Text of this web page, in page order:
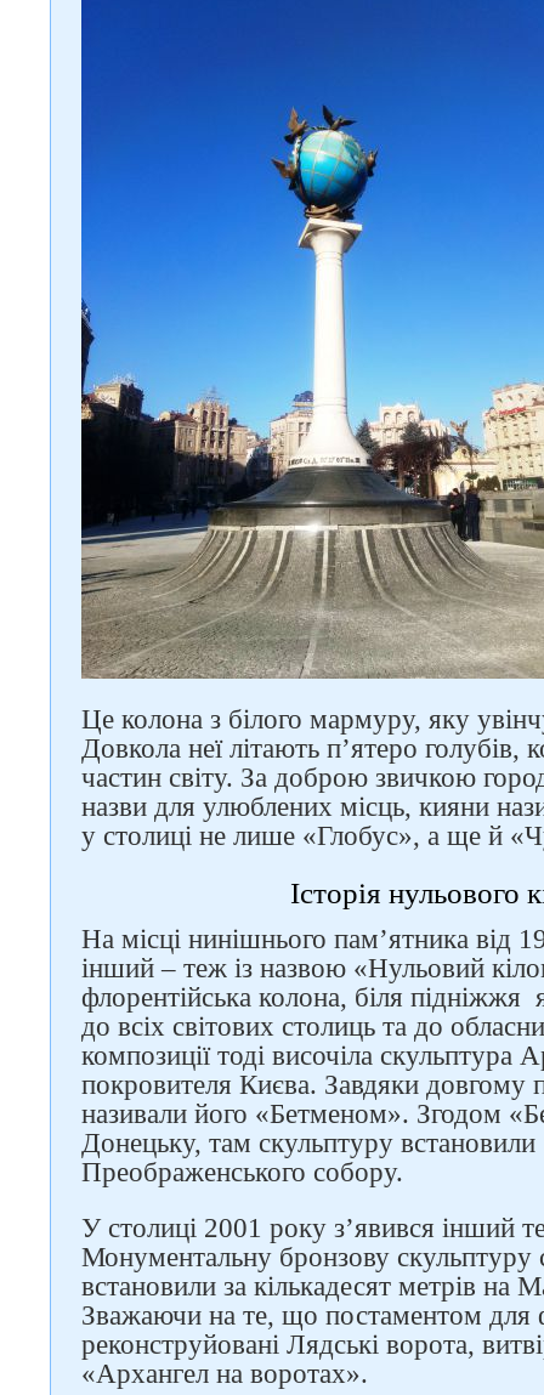
Це колона з білого мармуру, яку
Довкола неї літають п’ятеро голубів,
частин світу. За доброю звичкою
назви для улюблених місць, кияни
у столиці не лише «Глобус», а ще й
Історія нульового
На місці нинішнього пам’ятника від
інший – теж із назвою «Нульовий
флорентійська колона, біля підніжжя
до всіх світових столиць та до
композиції тоді височіла скульптура
покровителя Києва. Завдяки довгому
називали його «Бетменом». Згодом
Донецьку, там скульптуру встановили
Преображенського собору.
У столиці 2001 року з’явився інший
Монументальну бронзову скульптуру
встановили за кількадесят метрів на
Зважаючи на те, що постаментом для
реконструйовані Лядські ворота,
«Архангел на воротах».
Слідкуйте за нами в
соцмережах